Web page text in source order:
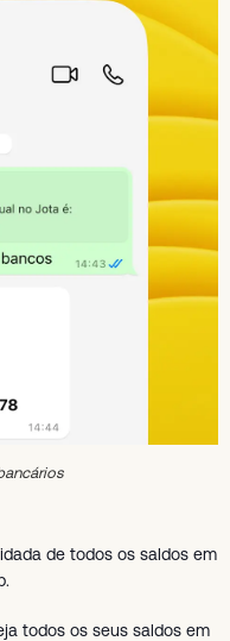
de todos os saldos em
todos os seus saldos em